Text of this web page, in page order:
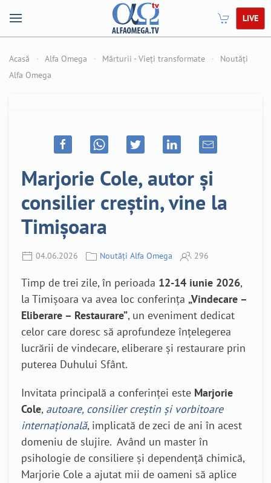
LIVE
Acasă Alfa Omega Mărturii - Vieți transformate
Noutăți
Alfa Omega
Marjorie Cole, autor și
consilier creștin, vine la
Timișoara
04.06.2026 Noutăți Alfa Omega 296
Timp de trei zile, în perioada 12-14 iunie 2026,
la Timișoara va avea loc conferința „Vindecare –
Eliberare – Restaurare”, un eveniment dedicat
celor care doresc să aprofundeze înțelegerea
lucrării de vindecare, eliberare și restaurare prin
puterea Duhului Sfânt.
Invitata principală a conferinței este Marjorie
Cole, autoare, consilier creștin și vorbitoare
internațională, implicată de zeci de ani în acest
domeniu de slujire. Având un master în
psihologie de consiliere și dependență chimică,
Marjorie Cole a ajutat mii de oameni să aplice